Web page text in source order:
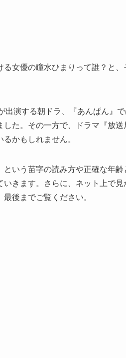
る女優の瞳水ひまりって誰？と
出演する朝ドラ、『あんぱん』
した。その一方で、ドラマ『放
かもしれません。
という苗字の読み方や正確な年
いきます。さらに、ネット上で
後までご覧ください。